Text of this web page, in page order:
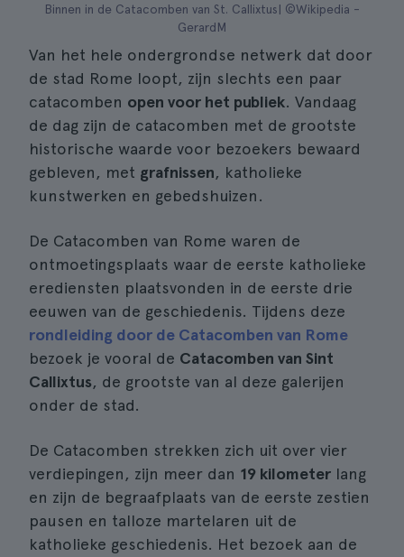
Binnen in de Catacomben van St. Callixtus| ©Wikipedia -
GerardM
Van het hele ondergrondse netwerk dat door
de stad Rome loopt, zijn slechts een paar
catacomben open voor het publiek. Vandaag
de dag zijn de catacomben met de grootste
historische waarde voor bezoekers bewaard
gebleven, met grafnissen, katholieke
kunstwerken en gebedshuizen.
De Catacomben van Rome waren de
ontmoetingsplaats waar de eerste katholieke
erediensten plaatsvonden in de eerste drie
eeuwen van de geschiedenis. Tijdens deze
rondleiding door de Catacomben van Rome
bezoek je vooral de Catacomben van Sint
Callixtus, de grootste van al deze galerijen
onder de stad.
De Catacomben strekken zich uit over vier
verdiepingen, zijn meer dan 19 kilometer lang
en zijn de begraafplaats van de eerste zestien
pausen en talloze martelaren uit de
katholieke geschiedenis. Het bezoek aan de